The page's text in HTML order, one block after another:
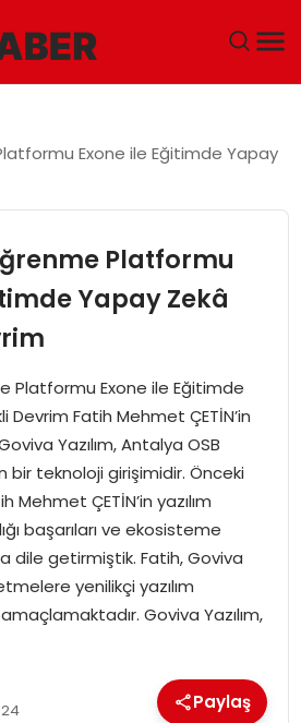
Exone ile Eğitimde Yapay
Platformu
Yapay Zekâ
Platformu Exone ile Eğitimde
Devrim Fatih Mehmet ÇETİN’in
Yazılım, Antalya OSB
bir teknoloji girişimidir. Önceki
ÇETİN’in yazılım
başarıları ve ekosisteme
dile getirmiştik. Fatih, Goviva
yenilikçi yazılım
Goviva Yazılım,
Paylaş